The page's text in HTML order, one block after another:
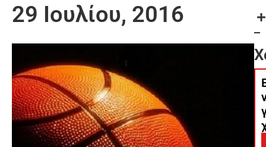
29 Ιουλίου, 2016